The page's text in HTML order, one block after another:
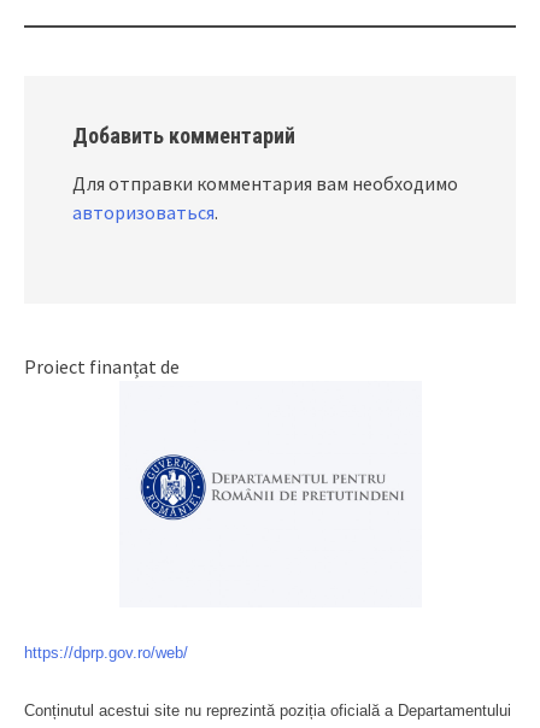
Добавить комментарий
Для отправки комментария вам необходимо
авторизоваться.
Proiect finanțat de
https://dprp.gov.ro/web/
Conținutul acestui site nu reprezintă poziția oficială a Departamentului